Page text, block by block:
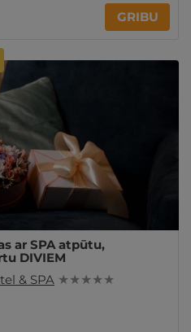
GRIBU
ar SPA atpūtu,
DIVIEM
& SPA ★ ★ ★ ★ ★